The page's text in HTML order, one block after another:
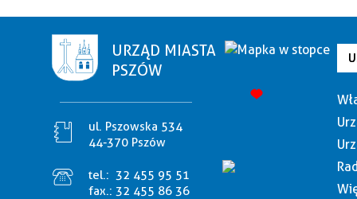
URZĄD MIASTA
PSZÓW
ul. Pszowska 534
44-370 Pszów
tel.: 32 455 95 51
fax.: 32 455 86 36